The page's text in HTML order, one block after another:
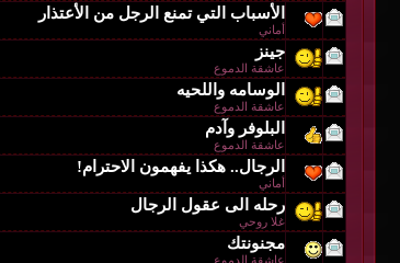
الأسباب التي تمنع الرجل من الأعتذار
أماني
جينز
عاشقة الدموع
الوسامه واللحيه
عاشقة الدموع
البلوفر وآدم
عاشقة الدموع
الرجال.. هكذا يفهمون الاحترام!
أماني
رحله الى عقول الرجال
غلا روحي
مجنونتك
عاشقة الدموع